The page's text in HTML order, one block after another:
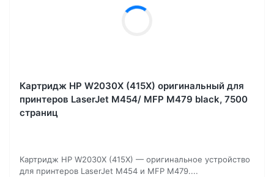
Картридж HP W2030X (415X) оригинальный для
принтеров LaserJet M454/ MFP M479 black, 7500
страниц
Картридж HP W2030X (415X) — оригинальное устройство
для принтеров LaserJet M454 и MFP M479....